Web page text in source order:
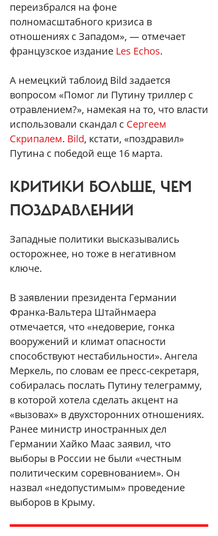
переизбрался на фоне
полномасштабного кризиса в
отношениях с Западом», — отмечает
французское издание Les Echos.
А немецкий таблоид Bild задается
вопросом «Помог ли Путину триллер с
отравлением?», намекая на то, что власти
использовали скандал с Сергеем
Скрипалем. Bild, кстати, «поздравил»
Путина с победой еще 16 марта.
КРИТИКИ БОЛЬШЕ, ЧЕМ
ПОЗДРАВЛЕНИЙ
Западные политики высказывались
осторожнее, но тоже в негативном
ключе.
В заявлении президента Германии
Франка-Вальтера Штайнмаера
отмечается, что «недоверие, гонка
вооружений и климат опасности
способствуют нестабильности». Ангела
Меркель, по словам ее пресс-секретаря,
собиралась послать Путину телеграмму,
в которой хотела сделать акцент на
«вызовах» в двухсторонних отношениях.
Ранее министр иностранных дел
Германии Хайко Маас заявил, что
выборы в России не были «честным
политическим соревнованием». Он
назвал «недопустимым» проведение
выборов в Крыму.